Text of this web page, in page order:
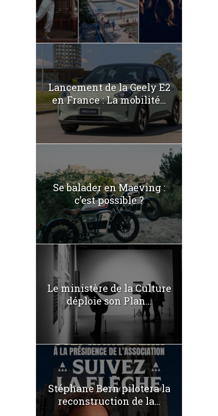
Lancement de la Geely E2
en France : La mobilité...
Se balader en Maeving :
c’est possible ?
Le ministère de la Culture
déploie son Plan...
Stéphane Bern pilotera la
reconstruction de la...